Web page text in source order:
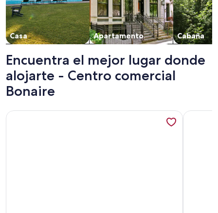
Casa Apartamento Cabaña
Encuentra el mejor lugar donde
alojarte - Centro comercial
Bonaire
Más información sobre More then a bright studio Más